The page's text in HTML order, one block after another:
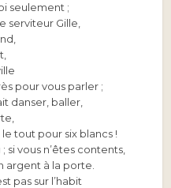
seulement ;
serviteur Gille,
pour vous parler ;
danser, baller,
tout pour six blancs !
si vous n’êtes contents,
argent à la porte.
pas sur l’habit